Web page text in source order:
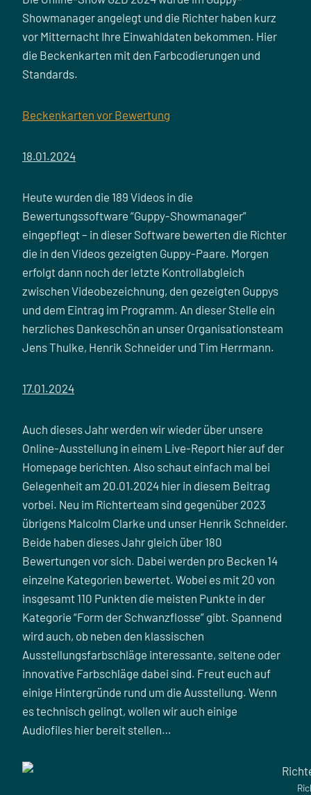
Showmanager angelegt und die Richter haben kurz
vor Mitternacht Ihre Einwahldaten bekommen. Hier
die Beckenkarten mit den Farbcodierungen und
Standards.
Beckenkarten vor Bewertung
18.01.2024
Heute wurden die 189 Videos in die
Bewertungssoftware “Guppy-Showmanager”
eingepflegt – in dieser Software bewerten die Richter
die in den Videos gezeigten Guppy-Paare. Morgen
erfolgt dann noch der letzte Kontrollabgleich
zwischen Videobezeichnung, den gezeigten Guppys
und dem Eintrag im Programm. An dieser Stelle ein
herzliches Dankeschön an unser Organisationsteam
Jens Thulke, Henrik Schneider und Tim Herrmann.
17.01.2024
Auch dieses Jahr werden wir wieder über unsere
Online-Ausstellung in einem Live-Report hier auf der
Homepage berichten. Also schaut einfach mal bei
Gelegenheit am 20.01.2024 hier in diesem Beitrag
vorbei. Neu im Richterteam sind gegenüber 2023
übrigens Malcolm Clarke und unser Henrik Schneider.
Beide haben dieses Jahr gleich über 180
Bewertungen vor sich. Dabei werden pro Becken 14
einzelne Kategorien bewertet. Wobei es mit 20 von
insgesamt 110 Punkten die meisten Punkte in der
Kategorie “Form der Schwanzflosse” gibt. Spannend
wird auch, ob neben den klassischen
Ausstellungsfarbschläge interessante, seltene oder
innovative Farbschläge dabei sind. Freut euch auf
einige Hintergründe rund um die Ausstellung. Wenn
es technisch gelingt, wollen wir auch einige
Audiofiles hier bereit stellen…